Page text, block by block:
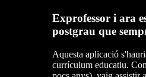
Exprofessor i ara
postgrau que
Aquesta aplicació
currículum educatiu.